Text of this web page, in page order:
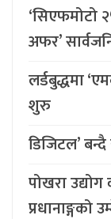
‘सिएफमोटो
अफर’
लर्डबुद्धमा
शुरु
डिजिटल’
पोखरा
प्रधानाङ्गको